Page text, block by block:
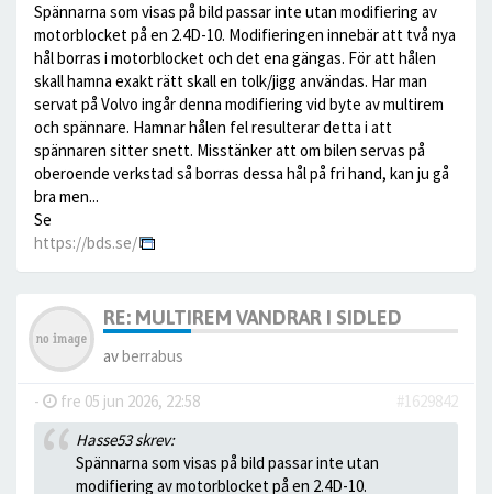
Spännarna som visas på bild passar inte utan modifiering av
motorblocket på en 2.4D-10. Modifieringen innebär att två nya
hål borras i motorblocket och det ena gängas. För att hålen
skall hamna exakt rätt skall en tolk/jigg användas. Har man
servat på Volvo ingår denna modifiering vid byte av multirem
och spännare. Hamnar hålen fel resulterar detta i att
spännaren sitter snett. Misstänker att om bilen servas på
oberoende verkstad så borras dessa hål på fri hand, kan ju gå
bra men...
Se
https://bds.se/
RE: MULTIREM VANDRAR I SIDLED
avberrabus
- fre 05 jun 2026, 22:58
#1629842
Hasse53 skrev:
Spännarna som visas på bild passar inte utan
modifiering av motorblocket på en 2.4D-10.